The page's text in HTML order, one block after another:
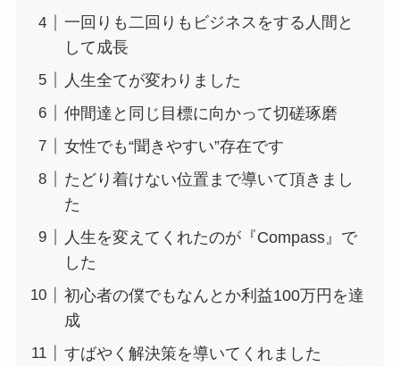
一回りも二回りもビジネスをする人間と
して成長
人生全てが変わりました
仲間達と同じ目標に向かって切磋琢磨
女性でも“聞きやすい”存在です
たどり着けない位置まで導いて頂きまし
た
人生を変えてくれたのが『Compass』で
した
初心者の僕でもなんとか利益100万円を達
成
すばやく解決策を導いてくれました